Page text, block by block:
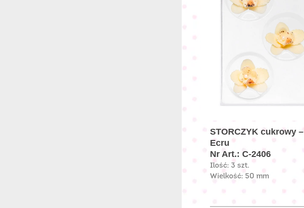
STORCZYK cukrowy –
Ecru
Nr Art.: C-2406
Ilość: 3 szt.
Wielkość: 50 mm